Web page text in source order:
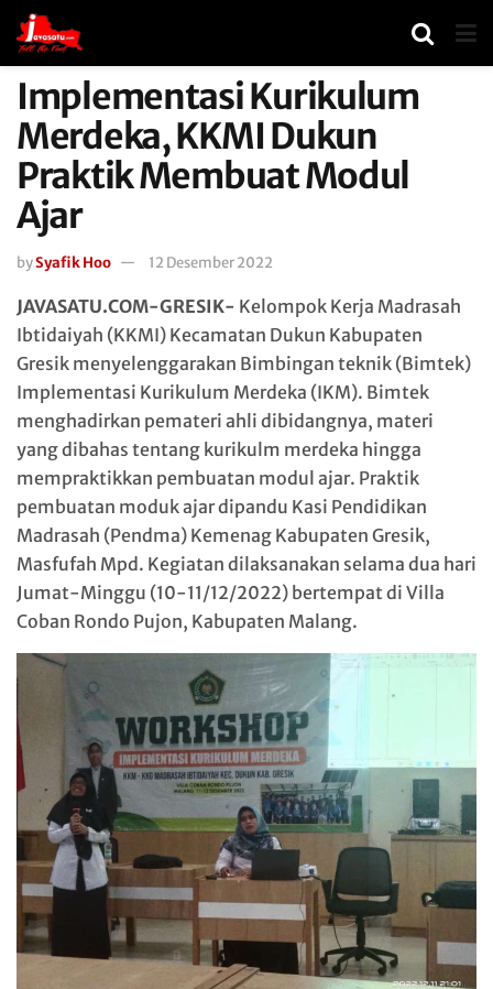
Implementasi Kurikulum
Merdeka, KKMI Dukun
Praktik Membuat Modul
Ajar
bySyafik Hoo 12 Desember 2022
JAVASATU.COM-GRESIK- Kelompok Kerja Madrasah
Ibtidaiyah (KKMI) Kecamatan Dukun Kabupaten
Gresik menyelenggarakan Bimbingan teknik (Bimtek)
Implementasi Kurikulum Merdeka (IKM). Bimtek
menghadirkan pemateri ahli dibidangnya, materi
yang dibahas tentang kurikulm merdeka hingga
mempraktikkan pembuatan modul ajar. Praktik
pembuatan moduk ajar dipandu Kasi Pendidikan
Madrasah (Pendma) Kemenag Kabupaten Gresik,
Masfufah Mpd. Kegiatan dilaksanakan selama dua hari
Jumat-Minggu (10-11/12/2022) bertempat di Villa
Coban Rondo Pujon, Kabupaten Malang.